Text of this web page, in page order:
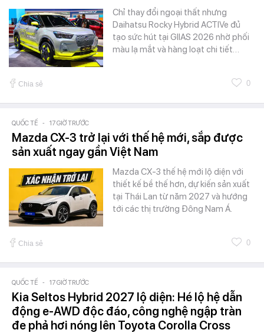
Chỉ thay đổi ngoại thất nhưng
Daihatsu Rocky Hybrid ACTIVe đủ
tạo sức hút tại GIIAS 2026 nhờ phối
màu lạ mắt và hàng loạt chi tiết…
Chia sẻ 0
QUỐC TẾ - 17 GIỜ TRƯỚC
Mazda CX-3 trở lại với thế hệ mới, sắp được
sản xuất ngay gần Việt Nam
Mazda CX-3 thế hệ mới lộ diện với
thiết kế bề thế hơn, dự kiến sản xuất
tại Thái Lan từ năm 2027 và hướng
tới các thị trường Đông Nam Á.
Chia sẻ 0
QUỐC TẾ - 17 GIỜ TRƯỚC
Kia Seltos Hybrid 2027 lộ diện: Hé lộ hệ dẫn
động e-AWD độc đáo, công nghệ ngập tràn
đe phả hơi nóng lên Toyota Corolla Cross